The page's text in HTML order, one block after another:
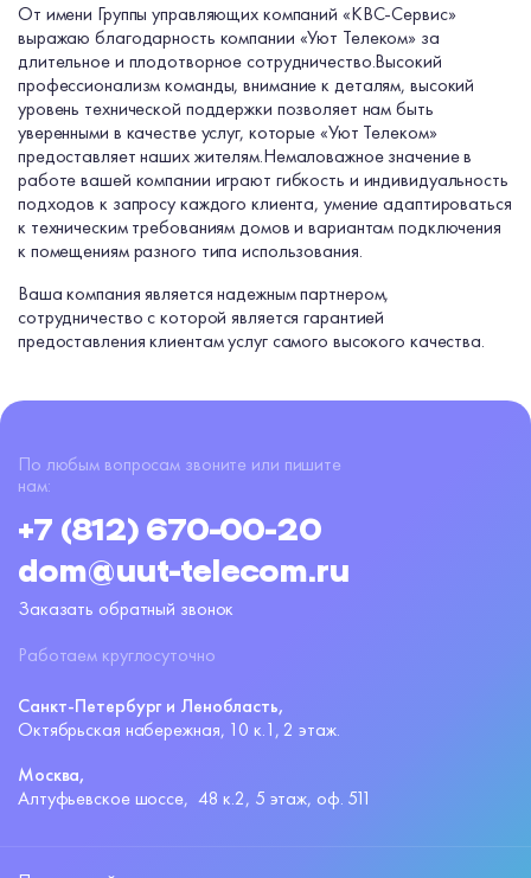
От имени Группы управляющих компаний «КВС-Сервис»
выражаю благодарность компании «Уют Телеком» за
длительное и плодотворное сотрудничество.Высокий
профессионализм команды, внимание к деталям, высокий
уровень технической поддержки позволяет нам быть
уверенными в качестве услуг, которые «Уют Телеком»
предоставляет наших жителям.Немаловажное значение в
работе вашей компании играют гибкость и индивидуальность
подходов к запросу каждого клиента, умение адаптироваться
к техническим требованиям домов и вариантам подключения
к помещениям разного типа использования.
Ваша компания является надежным партнером,
сотрудничество с которой является гарантией
предоставления клиентам услуг самого высокого качества.
По любым вопросам звоните или пишите
нам:
+7 (812) 670-00-20
dom@uut-telecom.ru
Заказать обратный звонок
Работаем круглосуточно
Санкт-Петербург и Ленобласть,
Октябрьская набережная, 10 к.1, 2 этаж.
Москва,
Алтуфьевское шоссе, 48 к.2, 5 этаж, оф. 511